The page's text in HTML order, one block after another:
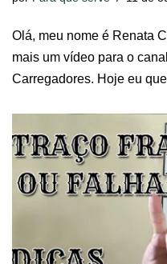
Olá, meu nome é Renata
mais um vídeo para o
Carregadores. Hoje eu